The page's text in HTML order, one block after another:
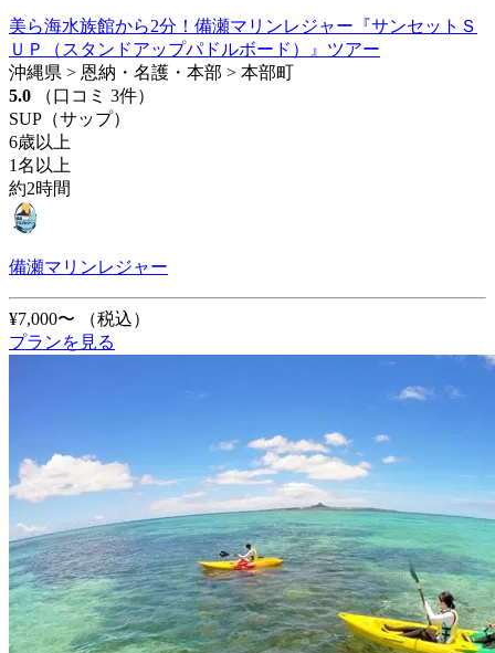
美ら海水族館から2分！備瀬マリンレジャー『サンセットＳ
ＵＰ（スタンドアップパドルボード）』ツアー
沖縄県 > 恩納・名護・本部 > 本部町
5.0
（口コミ 3件）
SUP（サップ）
6歳以上
1名以上
約2時間
備瀬マリンレジャー
¥7,000〜
（税込）
プランを見る